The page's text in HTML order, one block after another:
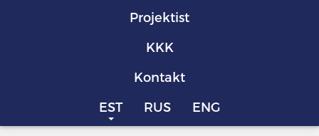
Projektist
KKK
Kontakt
EST
RUS ENG